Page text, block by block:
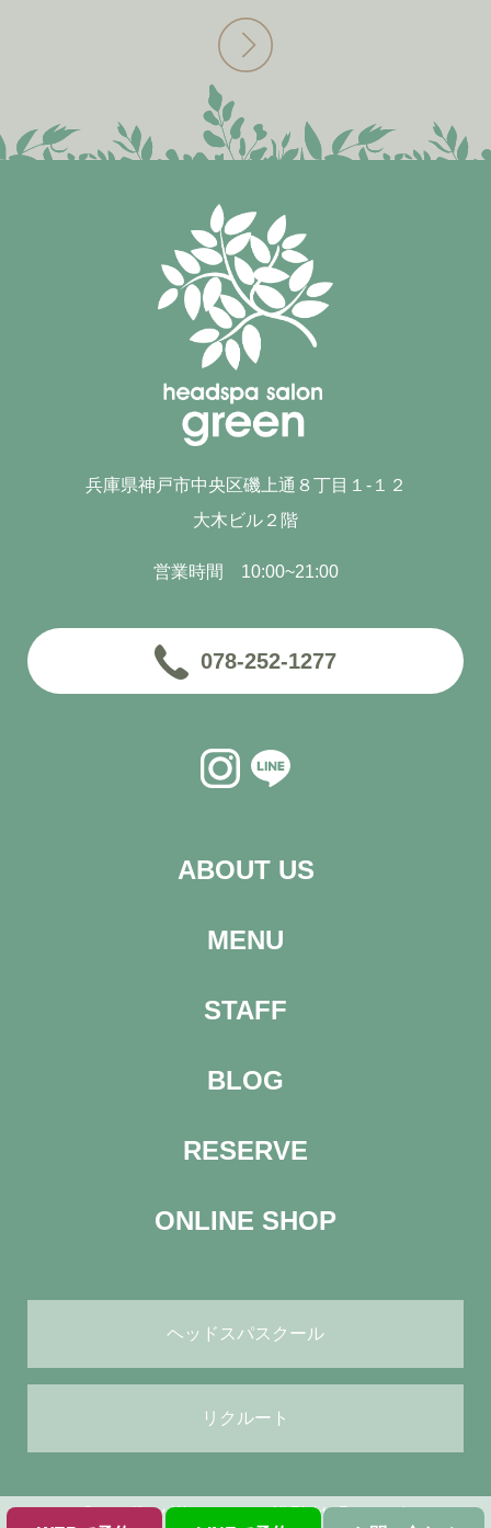
兵庫県神戸市中央区磯上通８丁目１-１２
大木ビル２階
営業時間 10:00~21:00
078-252-1277
ABOUT US
MENU
STAFF
BLOG
RESERVE
ONLINE SHOP
ヘッドスパスクール
リクルート
© ヘッドスパサロン green All Rights Reserved.